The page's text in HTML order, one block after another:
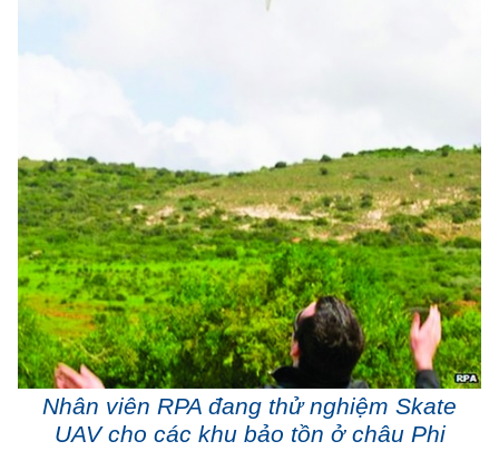
Nhân viên RPA đang thử nghiệm Skate
UAV cho các khu bảo tồn ở châu Phi